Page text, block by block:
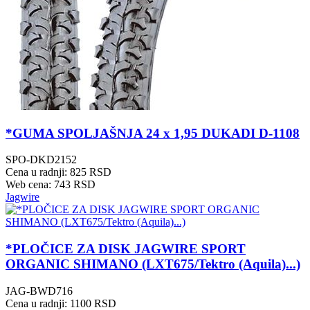
*GUMA SPOLJAŠNJA 24 x 1,95 DUKADI D-1108
SPO-DKD2152
Cena u radnji: 825 RSD
Web cena: 743 RSD
Jagwire
*PLOČICE ZA DISK JAGWIRE SPORT
ORGANIC SHIMANO (LXT675/Tektro (Aquila)...)
JAG-BWD716
Cena u radnji: 1100 RSD